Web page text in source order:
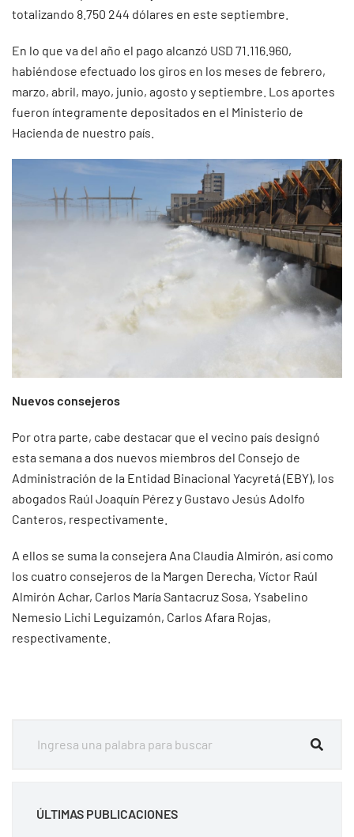
totalizando 8.750 244 dólares en este septiembre.
En lo que va del año el pago alcanzó USD 71.116.960,
habiéndose efectuado los giros en los meses de febrero,
marzo, abril, mayo, junio, agosto y septiembre. Los aportes
fueron íntegramente depositados en el Ministerio de
Hacienda de nuestro país.
Nuevos consejeros
Por otra parte, cabe destacar que el vecino país designó
esta semana a dos nuevos miembros del Consejo de
Administración de la Entidad Binacional Yacyretá (EBY), los
abogados Raúl Joaquín Pérez y Gustavo Jesús Adolfo
Canteros, respectivamente.
A ellos se suma la consejera Ana Claudia Almirón, así como
los cuatro consejeros de la Margen Derecha, Víctor Raúl
Almirón Achar, Carlos María Santacruz Sosa, Ysabelino
Nemesio Lichi Leguizamón, Carlos Afara Rojas,
respectivamente.
ÚLTIMAS PUBLICACIONES